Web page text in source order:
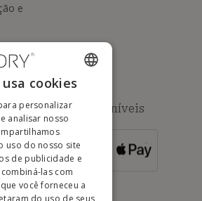
e
pagamento disponíveis
PARA
ENCOMENDAS
SUPERIORES A
500 EUROS
ENGLISH
FRENCH
DUTCH
GERMAN
ITALIAN
cookies
personalizar
analisar nosso
uso do nosso site
de publicidade e
las com
você forneceu a
do uso de seus